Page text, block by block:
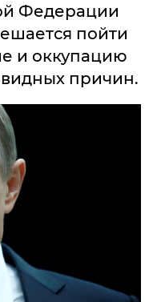
Федерации
пойти
и оккупацию
причин.